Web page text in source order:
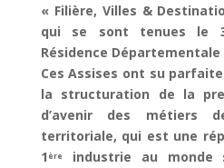
« Filière, Villes &
qui se sont tenues le
Résidence Départementale
Ces Assises ont su
la structuration de la
d’avenir des métiers
territoriale, qui est une
1 ère
industrie au monde